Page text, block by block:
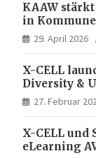
KAAW
in
Learning
29. April 2026
X-CELL
Diversity &
27. Februar
X-CELL und
eLearning